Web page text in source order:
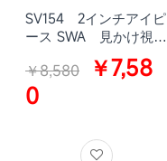
SV154 2インチアイピ
ース SWA 見かけ視野
70 °天体望遠鏡用 焦
点距離26mm接眼レン
ズ
￥8,580
￥7,58
0